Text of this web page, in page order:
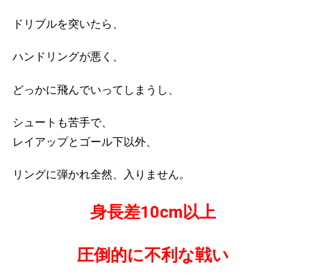
ドリブルを突いたら、
ハンドリングが悪く、
どっかに飛んでいってしまうし、
シュートも苦手で、
レイアップとゴール下以外、
リングに弾かれ全然、入りません。
身長差10cm以上
圧倒的に不利な戦い